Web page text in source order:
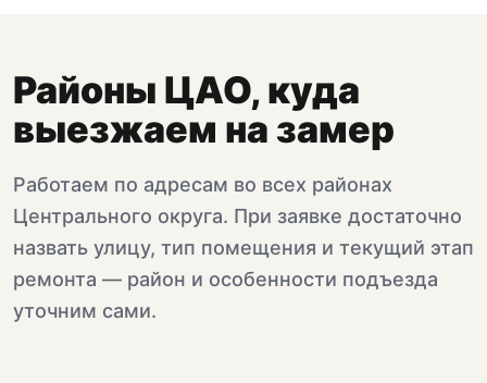
Районы ЦАО, куда
выезжаем на замер
Работаем по адресам во всех районах
Центрального округа. При заявке достаточно
назвать улицу, тип помещения и текущий этап
ремонта — район и особенности подъезда
уточним сами.